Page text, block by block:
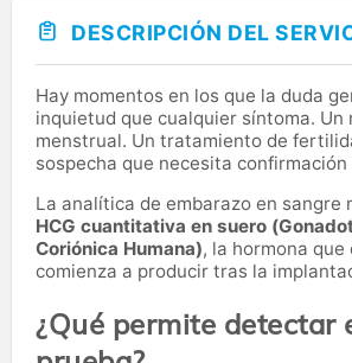
DESCRIPCIÓN DEL
Hay momentos en los que la duda
inquietud que cualquier síntoma. Un
menstrual. Un tratamiento de
sospecha que necesita confirmación
La analítica de embarazo en sangre
HCG cuantitativa en suero
Coriónica Humana), la hormona
comienza a producir tras la
¿Qué permite detectar